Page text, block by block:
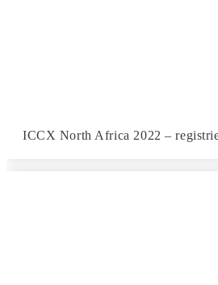
ICCX North Africa 2022 –